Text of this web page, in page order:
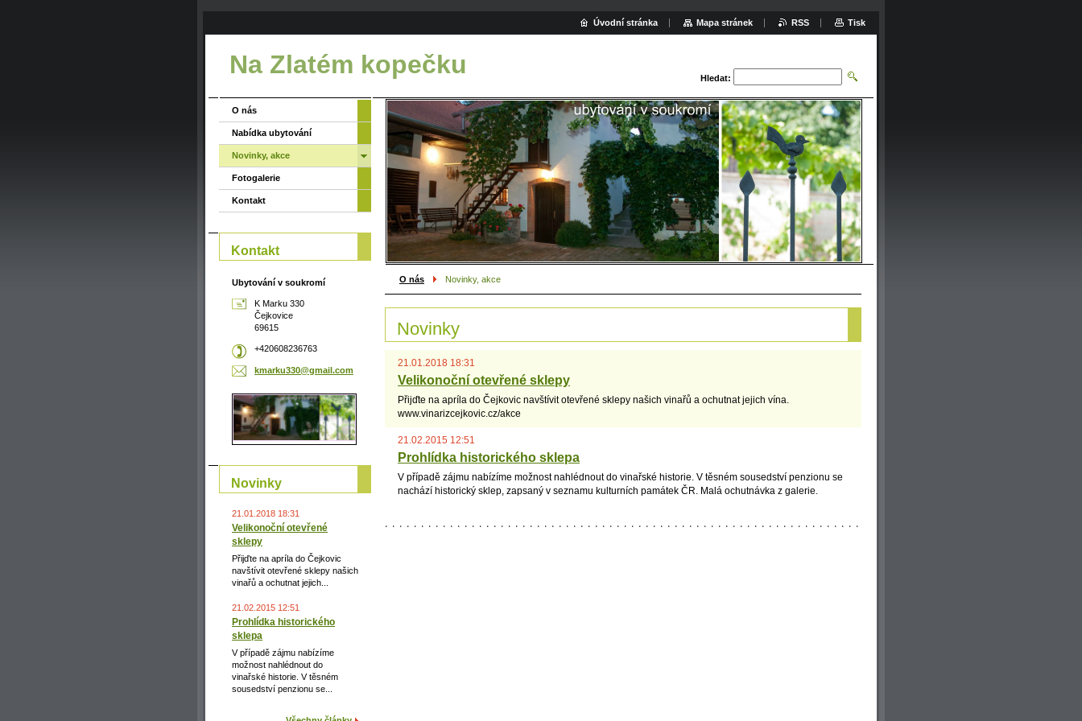
Na Zlatém kopečku Hledat:
O nás Novinky, akce
Novinky
21.01.2018 18:31
Velikonoční otevřené sklepy
Přijďte na apríla do Čejkovic navštívit otevřené sklepy našich vinařů a ochutnat jejich vína.
www.vinarizcejkovic.cz/akce
21.02.2015 12:51
Prohlídka historického sklepa
V případě zájmu nabízíme možnost nahlédnout do vinařské historie. V těsném sousedství penzionu se
nachází historický sklep, zapsaný v seznamu kulturních památek ČR. Malá ochutnávka z galerie.
O nás
Nabídka ubytování
Novinky, akce
Fotogalerie
Kontakt
Kontakt
Ubytování v soukromí
K Marku 330
Čejkovice
69615
+420608236763
kmarku330@gmail.com
Novinky
21.01.2018 18:31
Velikonoční otevřené
sklepy
Přijďte na apríla do Čejkovic
navštívit otevřené sklepy našich
vinařů a ochutnat jejich...
21.02.2015 12:51
Prohlídka historického
sklepa
V případě zájmu nabízíme
možnost nahlédnout do
vinařské historie. V těsném
sousedství penzionu se...
Úvodní stránka Mapa stránek RSS Tisk